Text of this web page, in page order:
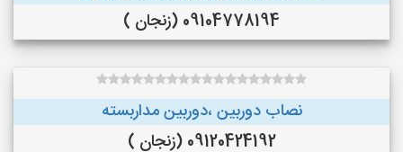
09104778194 (زنجان )
نصاب دوربین ،دوربین مداربسته
09120424192 (زنجان )